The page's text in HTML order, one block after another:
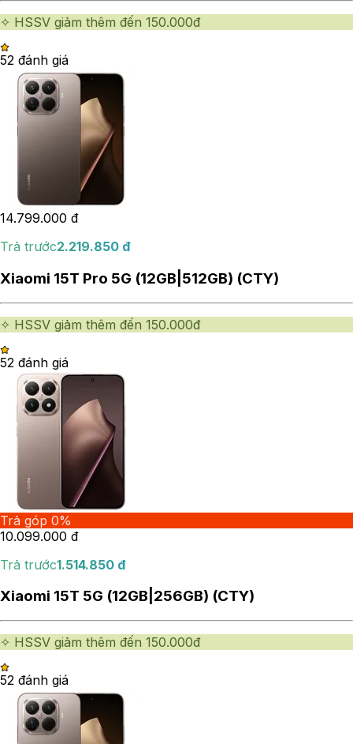
✧ HSSV giảm thêm đến 150.000đ
52 đánh giá
14.799.000 đ
Trả trước2.219.850 đ
Xiaomi 15T Pro 5G (12GB|512GB) (CTY)
✧ HSSV giảm thêm đến 150.000đ
52 đánh giá
Trả góp 0%
10.099.000 đ
Trả trước1.514.850 đ
Xiaomi 15T 5G (12GB|256GB) (CTY)
✧ HSSV giảm thêm đến 150.000đ
52 đánh giá